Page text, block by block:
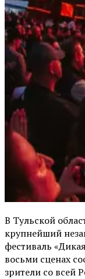
В Тульской
крупнейший
фестиваль
восьми сценах
зрители со всей